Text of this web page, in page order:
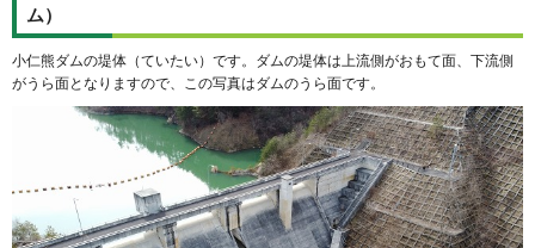
ム）
小仁熊ダムの堤体（ていたい）です。ダムの堤体は上流側がおもて面、下流側
がうら面となりますので、この写真はダムのうら面です。